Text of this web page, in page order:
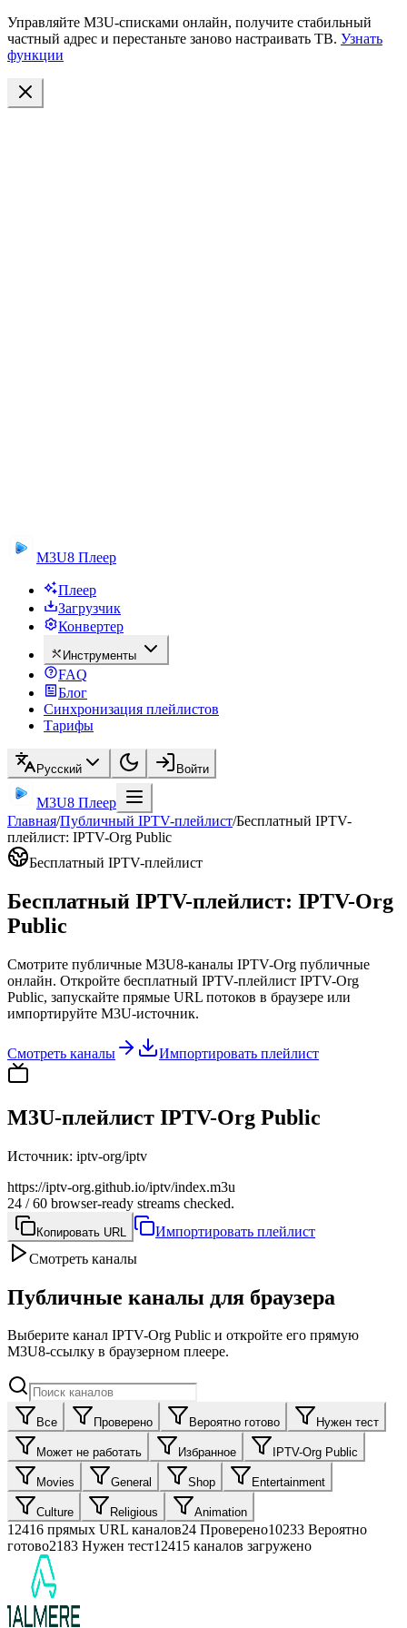
Управляйте M3U-списками онлайн, получите стабильный
частный адрес и перестаньте заново настраивать ТВ. Узнать
функции
M3U8 Плеер
Плеер
Загрузчик
Конвертер
Инструменты
FAQ
Блог
Синхронизация плейлистов
Тарифы
Русский Войти
M3U8 Плеер
Главная/Публичный IPTV-плейлист/Бесплатный IPTV-
плейлист: IPTV-Org Public
Бесплатный IPTV-плейлист
Бесплатный IPTV-плейлист: IPTV-Org
Public
Смотрите публичные M3U8-каналы IPTV-Org публичные
онлайн. Откройте бесплатный IPTV-плейлист IPTV-Org
Public, запускайте прямые URL потоков в браузере или
импортируйте M3U-источник.
Смотреть каналы Импортировать плейлист
M3U-плейлист IPTV-Org Public
Источник: iptv-org/iptv
https://iptv-org.github.io/iptv/index.m3u
24 / 60 browser-ready streams checked.
Копировать URL
Импортировать плейлист
Смотреть каналы
Публичные каналы для браузера
Выберите канал IPTV-Org Public и откройте его прямую
M3U8-ссылку в браузерном плеере.
Все Проверено Вероятно готово Нужен тест
Может не работать Избранное IPTV-Org Public
Movies General Shop Entertainment
Culture Religious Animation
12416 прямых URL каналов24 Проверено10233 Вероятно
готово2183 Нужен тест12415 каналов загружено